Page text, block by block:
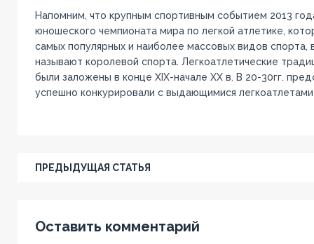
Напомним, что крупным спортивным событием 2013
юношеского чемпионата мира по легкой атлетике,
самых популярных и наиболее массовых видов
называют королевой спорта. Легкоатлетические
были заложены в конце ХIХ-начале ХХ в. В 20-30гг.
успешно конкурировали с выдающимися
ПРЕДЫДУЩАЯ СТАТЬЯ
Оставить комментарий